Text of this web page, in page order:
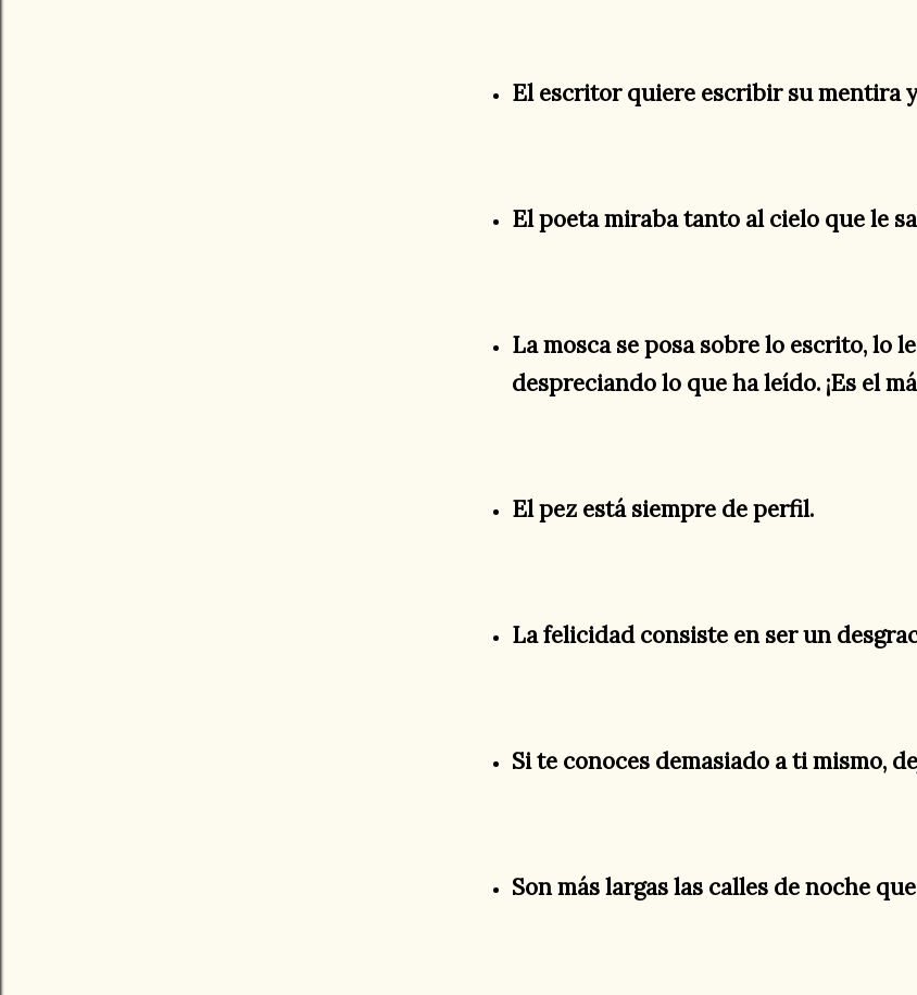
El escritor quiere escribir su mentira
El poeta miraba tanto al cielo que le
La mosca se posa sobre lo escrito, lo
despreciando lo que ha leído. ¡Es el
El pez está siempre de perfil.
La felicidad consiste en ser un
Si te conoces demasiado a ti mismo,
Son más largas las calles de noche